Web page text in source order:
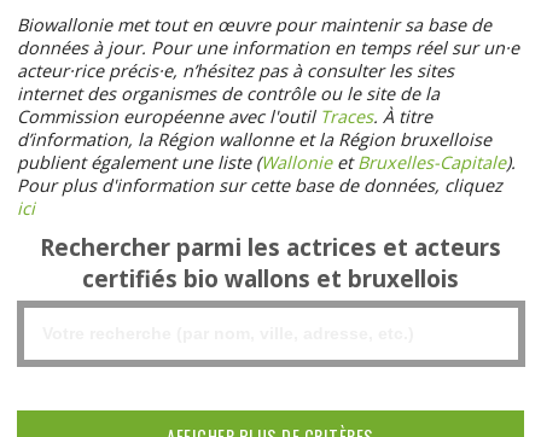
contenu
principal
Biowallonie met tout en œuvre pour maintenir sa base de
données à jour. Pour une information en temps réel sur un·e
acteur·rice précis·e, n’hésitez pas à consulter les sites
internet des organismes de contrôle ou le site de la
Commission européenne avec l'outil Traces. À titre
d’information, la Région wallonne et la Région bruxelloise
publient également une liste (WallonieetBruxelles-Capitale).
Pour plus d'information sur cette base de données, cliquez
ici
Rechercher parmi les actrices et acteurs
certifiés bio wallons et bruxellois